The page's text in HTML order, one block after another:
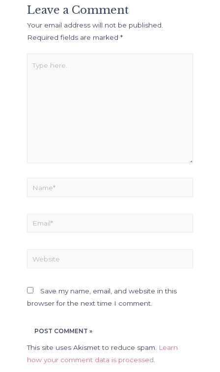
Leave a Comment
Your email address will not be published.
Required fields are marked *
Save my name, email, and website in this
browser for the next time I comment.
This site uses Akismet to reduce spam.
Learn
how your comment data is processed